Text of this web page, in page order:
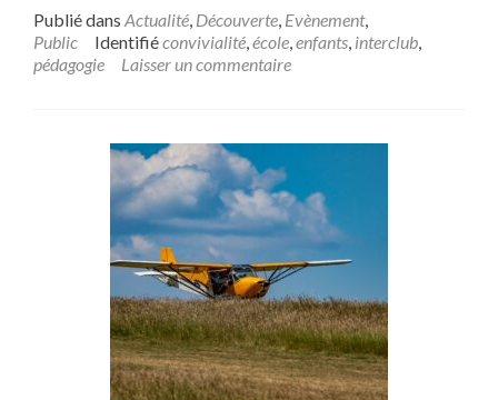
Publié dans Actualité, Découverte, Evènement,
Public
Identifiéconvivialité,école,enfants, interclub,
pédagogie
Laisser un commentaire